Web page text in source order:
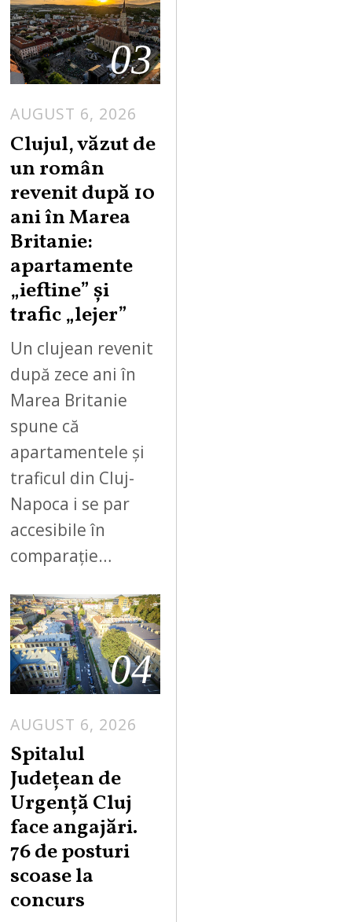
03
AUGUST 6, 2026
Clujul, văzut de
un român
revenit după 10
ani în Marea
Britanie:
apartamente
„ieftine” și
trafic „lejer”
Un clujean revenit
după zece ani în
Marea Britanie
spune că
apartamentele și
traficul din Cluj-
Napoca i se par
accesibile în
comparație…
04
AUGUST 6, 2026
Spitalul
Județean de
Urgență Cluj
face angajări.
76 de posturi
scoase la
concurs